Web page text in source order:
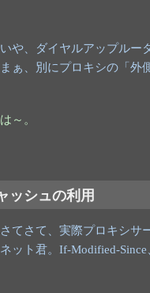
いや、ダイヤルアップルー
まぁ、別にプロキシの「外
は～。
ッシュの利用
さてさて、実際プロキシサ
ネット君。If-Modified-